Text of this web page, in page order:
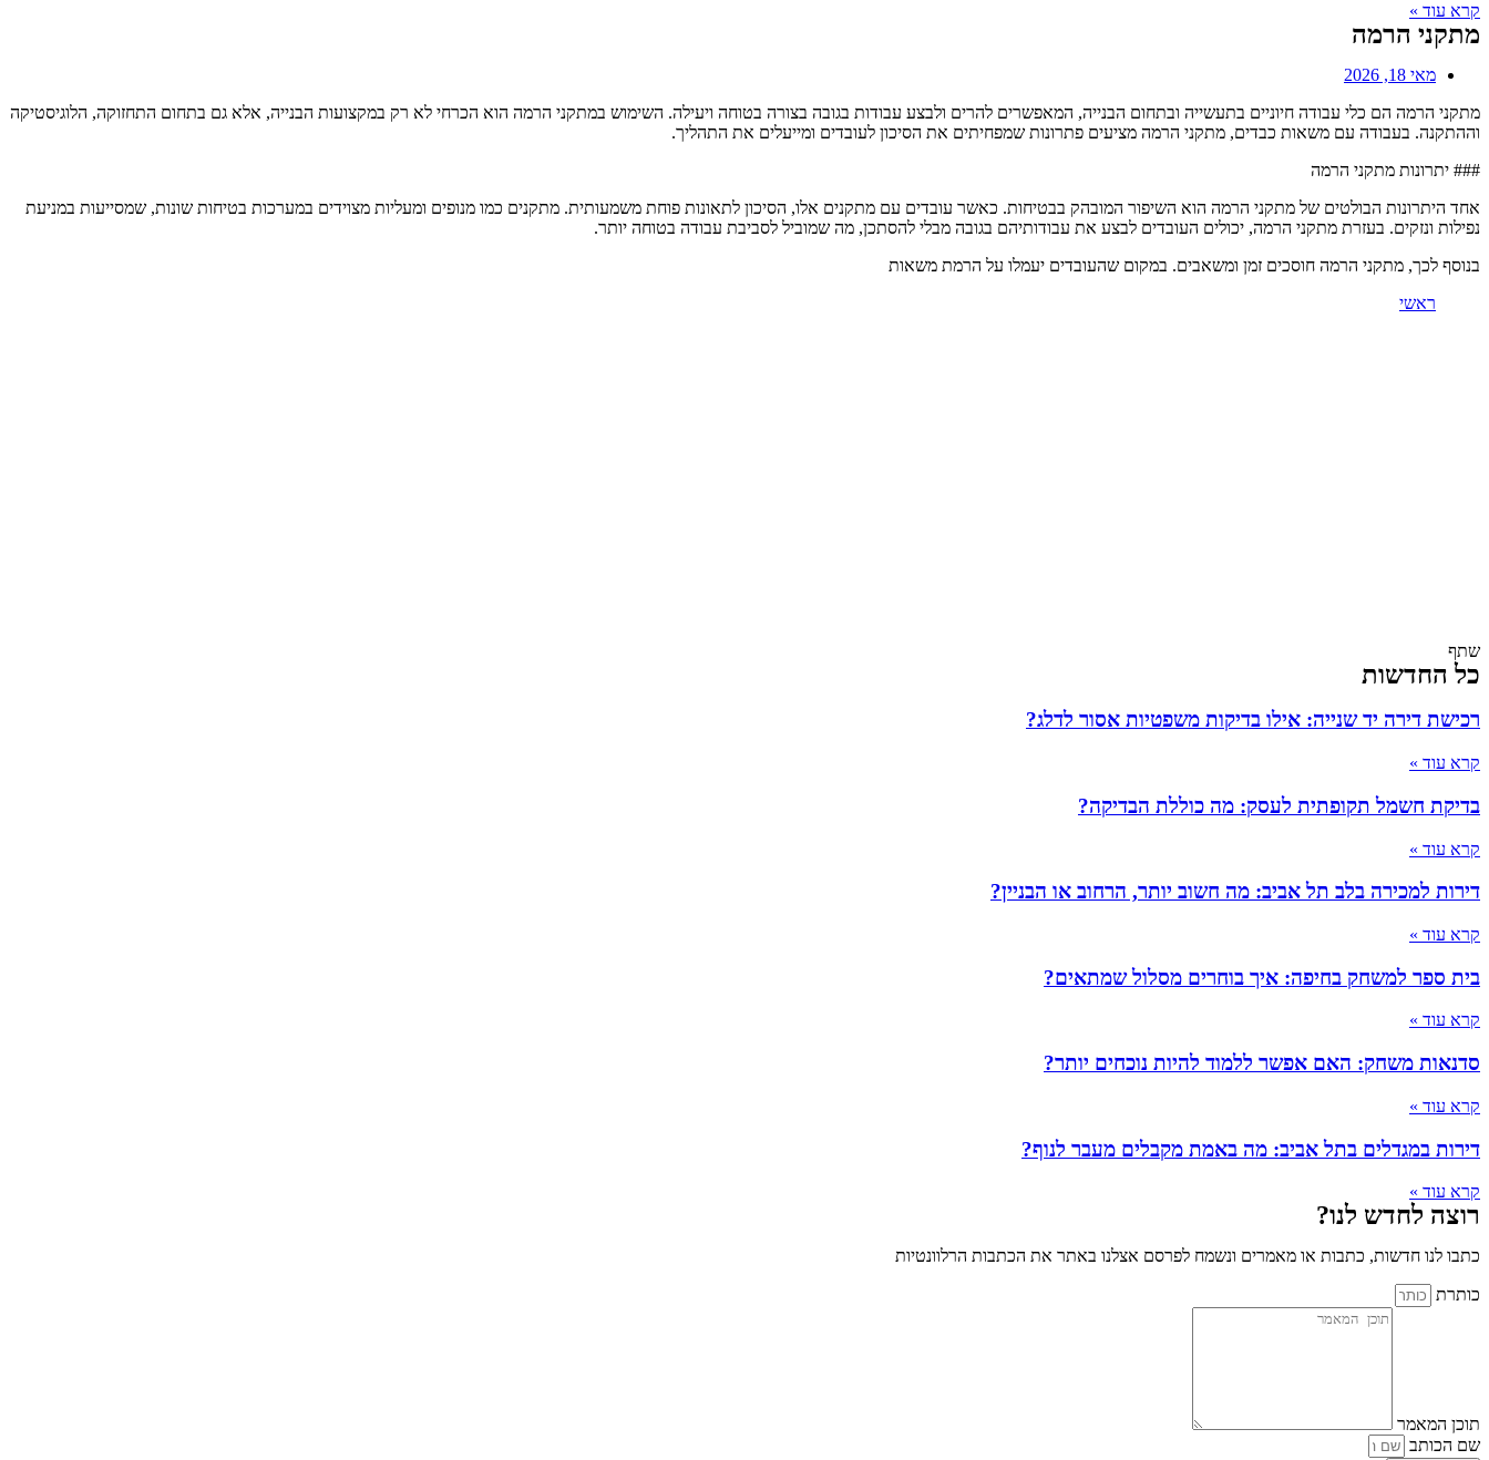
קרא עוד »
מתקני הרמה
מאי 18, 2026
מתקני הרמה הם כלי עבודה חיוניים בתעשייה ובתחום הבנייה, המאפשרים להרים ולבצע עבודות בגובה בצורה בטוחה ויעילה. השימוש במתקני הרמה הוא הכרחי לא רק במקצועות הבנייה, אלא גם בתחום התחזוקה, הלוגיסטיקה
וההתקנה. בעבודה עם משאות כבדים, מתקני הרמה מציעים פתרונות שמפחיתים את הסיכון לעובדים ומייעלים את התהליך.
### יתרונות מתקני הרמה
אחד היתרונות הבולטים של מתקני הרמה הוא השיפור המובהק בבטיחות. כאשר עובדים עם מתקנים אלו, הסיכון לתאונות פוחת משמעותית. מתקנים כמו מנופים ומעליות מצוידים במערכות בטיחות שונות, שמסייעות במניעת
נפילות ונזקים. בעזרת מתקני הרמה, יכולים העובדים לבצע את עבודותיהם בגובה מבלי להסתכן, מה שמוביל לסביבת עבודה בטוחה יותר.
בנוסף לכך, מתקני הרמה חוסכים זמן ומשאבים. במקום שהעובדים יעמלו על הרמת משאות
ראשי
שתף
כל החדשות
רכישת דירה יד שנייה: אילו בדיקות משפטיות אסור לדלג?
קרא עוד »
בדיקת חשמל תקופתית לעסק: מה כוללת הבדיקה?
קרא עוד »
דירות למכירה בלב תל אביב: מה חשוב יותר, הרחוב או הבניין?
קרא עוד »
בית ספר למשחק בחיפה: איך בוחרים מסלול שמתאים?
קרא עוד »
סדנאות משחק: האם אפשר ללמוד להיות נוכחים יותר?
קרא עוד »
דירות במגדלים בתל אביב: מה באמת מקבלים מעבר לנוף?
קרא עוד »
רוצה לחדש לנו?
כתבו לנו חדשות, כתבות או מאמרים ונשמח לפרסם אצלנו באתר את הכתבות הרלוונטיות
כותרת
תוכן המאמר
שם הכותב